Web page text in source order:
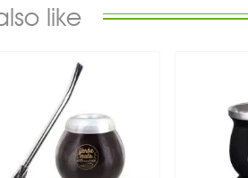
like